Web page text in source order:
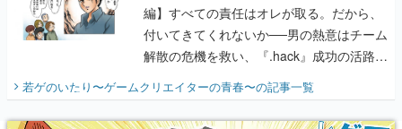
開く。業界の快男児・松山 洋に流れる血は
『少年ジャンプ』色だった【若ゲのいた
り】
若ゲのいたり〜ゲームクリエイターの青春〜の記事一覧